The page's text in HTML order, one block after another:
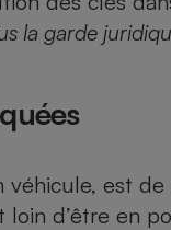
la garde
est de
d’être en
Four
numérique